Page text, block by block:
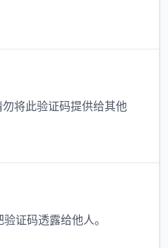
将此验证码提供给其他
证码透露给他人。